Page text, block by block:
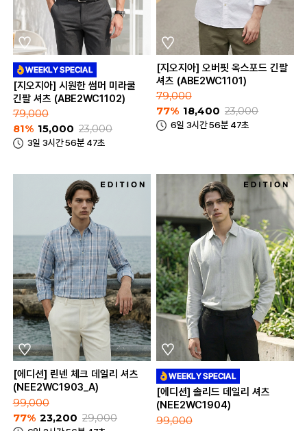
[지오지아] 시원한 썸머 미라쿨
긴팔 셔츠 (ABE2WC1102)
79,000
81% 15,000 23,000
3일 3시간 56분 47초
[지오지아] 오버핏 옥스포드 긴팔
셔츠 (ABE2WC1101)
79,000
77% 18,400 23,000
6일 3시간 56분 47초
[에디션] 린넨 체크 데일리 셔츠
(NEE2WC1903_A)
99,000
77% 23,200 29,000
[에디션] 솔리드 데일리 셔츠
(NEE2WC1904)
99,000